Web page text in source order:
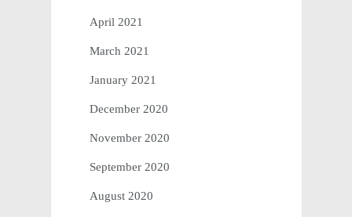
April 2021
March 2021
January 2021
December 2020
November 2020
September 2020
August 2020